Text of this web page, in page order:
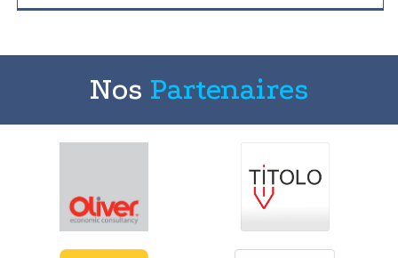
Nos Partenaires